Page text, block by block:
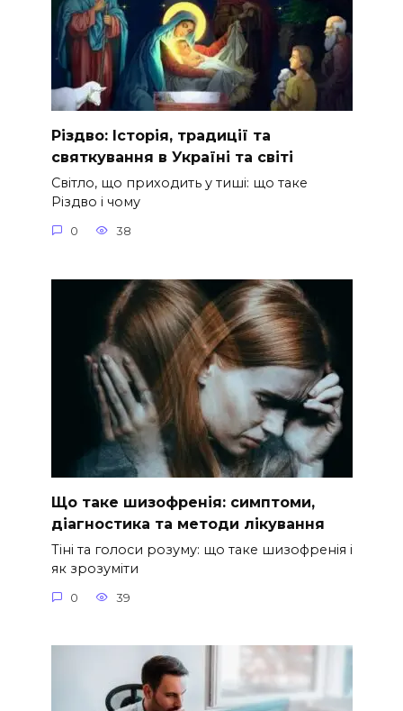
Різдво: Історія, традиції та
святкування в Україні та світі
Світло, що приходить у тиші: що таке
Різдво і чому
0 38
Що таке шизофренія: симптоми,
діагностика та методи лікування
Тіні та голоси розуму: що таке шизофренія і
як зрозуміти
0 39